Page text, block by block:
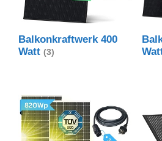
Balkonkraftwerk 400
Watt (3)